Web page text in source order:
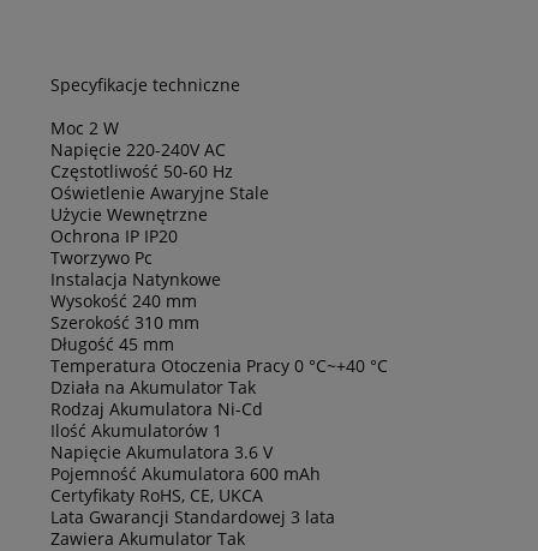
Specyfikacje techniczne
Moc 2 W
Napięcie 220-240V AC
Częstotliwość 50-60 Hz
Oświetlenie Awaryjne Stale
Użycie Wewnętrzne
Ochrona IP IP20
Tworzywo Pc
Instalacja Natynkowe
Wysokość 240 mm
Szerokość 310 mm
Długość 45 mm
Temperatura Otoczenia Pracy 0 °C~+40 °C
Działa na Akumulator Tak
Rodzaj Akumulatora Ni-Cd
Ilość Akumulatorów 1
Napięcie Akumulatora 3.6 V
Pojemność Akumulatora 600 mAh
Certyfikaty RoHS, CE, UKCA
Lata Gwarancji Standardowej 3 lata
Zawiera Akumulator Tak